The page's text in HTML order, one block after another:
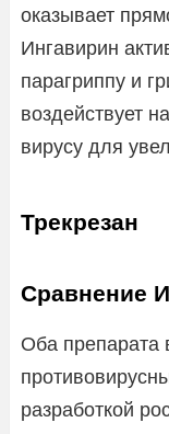
оказывает
Ингавирин
парагриппу и
воздействует
вирусу для
Трекрезан
Сравнение
Оба препарата
разработкой